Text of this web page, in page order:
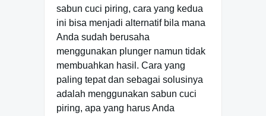
sabun cuci piring, cara yang kedua
ini bisa menjadi alternatif bila mana
Anda sudah berusaha
menggunakan plunger namun tidak
membuahkan hasil. Cara yang
paling tepat dan sebagai solusinya
adalah menggunakan sabun cuci
piring, apa yang harus Anda